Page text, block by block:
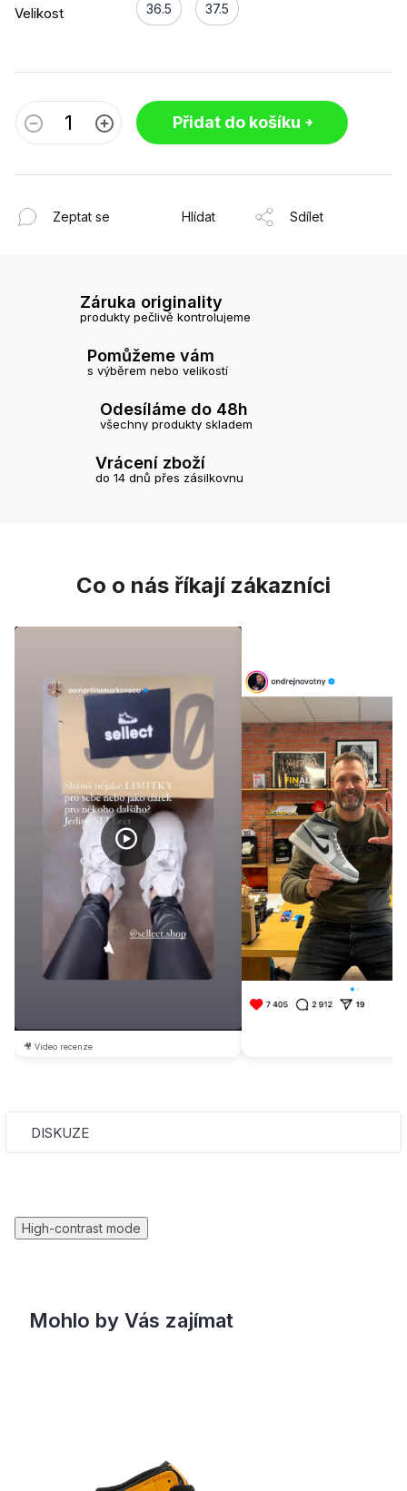
Velikost 36.5 37.5
Přidat do košíku
Zeptat se Hlídat Sdílet
Záruka originality
produkty pečlivě kontrolujeme
Pomůžeme vám
s výběrem nebo velikostí
Odesíláme do 48h
všechny produkty skladem
Vrácení zboží
do 14 dnů přes zásilkovnu
Co o nás říkají zákazníci
🎥 Video recenze
DISKUZE
High-contrast mode